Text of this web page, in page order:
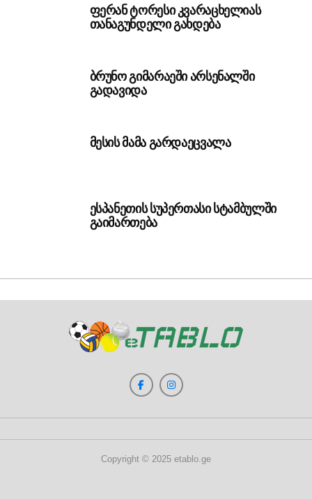
ფერან ტორესი კვარაცხელიას
თანაგუნდელი გახდება
ბრუნო გიმარაეში არსენალში
გადავიდა
მესის მამა გარდაეცვალა
ესპანეთის სუპერთასი სტამბულში
გაიმართება
Copyright © 2025 etablo.ge